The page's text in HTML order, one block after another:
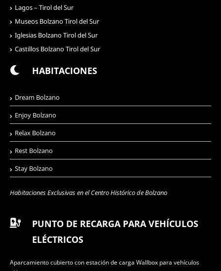
Lagos – Tirol del Sur
Museos Bolzano Tirol del Sur
Iglesias Bolzano Tirol del Sur
Castillos Bolzano Tirol del Sur
HABITACIONES
Dream Bolzano
Enjoy Bolzano
Relax Bolzano
Rest Bolzano
Stay Bolzano
Habitaciones Exclusivas en el Centro Histórico de Bolzano
PUNTO DE RECARGA PARA VEHÍCULOS
ELÉCTRICOS
Aparcamiento cubierto con estación de carga Wallbox para vehículos